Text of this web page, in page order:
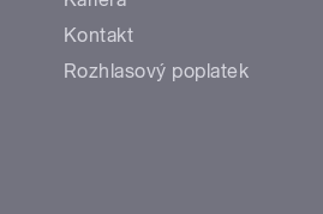
Kontakt
Rozhlasový poplatek